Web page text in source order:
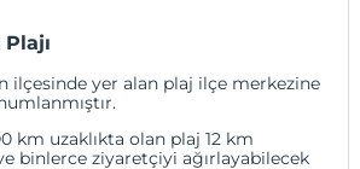
ilçesinde yer alan plaj ilçe merkezine
km uzaklıkta olan plaj 12 km
binlerce ziyaretçiyi ağırlayabilecek